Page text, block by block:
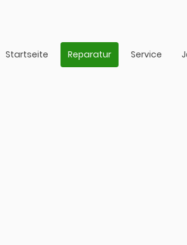
Startseite Reparatur Service